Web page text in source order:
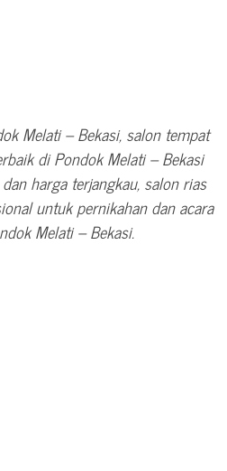
Melati – Bekasi, salon tempat
di Pondok Melati – Bekasi
harga terjangkau, salon rias
untuk pernikahan dan acara
Melati – Bekasi.